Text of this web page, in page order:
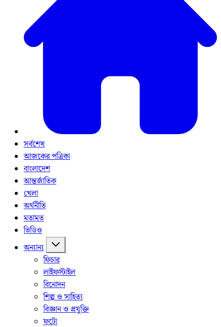
সর্বশেষ
আজকের পত্রিকা
বাংলাদেশ
আন্তর্জাতিক
খেলা
অর্থনীতি
মতামত
ভিডিও
অন্যান্য
ফিচার
লাইফস্টাইল
বিনোদন
শিল্প ও সাহিত্য
বিজ্ঞান ও প্রযুক্তি
ফটো